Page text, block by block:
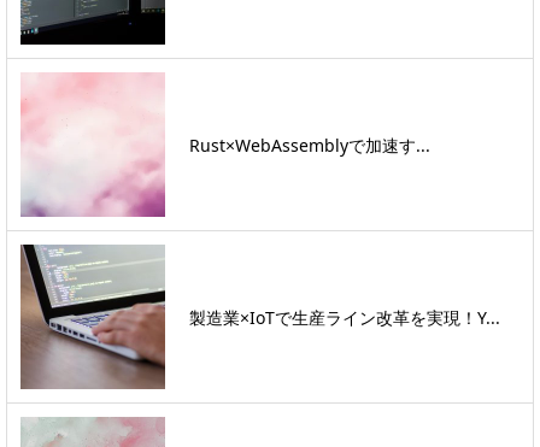
Rust×WebAssemblyで加速す...
製造業×IoTで生産ライン改革を実現！Y...